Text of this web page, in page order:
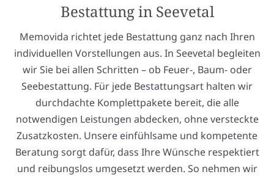
Bestattung in Seevetal
Memovida richtet jede Bestattung ganz nach Ihren
individuellen Vorstellungen aus. In Seevetal begleiten
wir Sie bei allen Schritten – ob Feuer-, Baum- oder
Seebestattung. Für jede Bestattungsart halten wir
durchdachte Komplettpakete bereit, die alle
notwendigen Leistungen abdecken, ohne versteckte
Zusatzkosten. Unsere einfühlsame und kompetente
Beratung sorgt dafür, dass Ihre Wünsche respektiert
und reibungslos umgesetzt werden. So nehmen wir